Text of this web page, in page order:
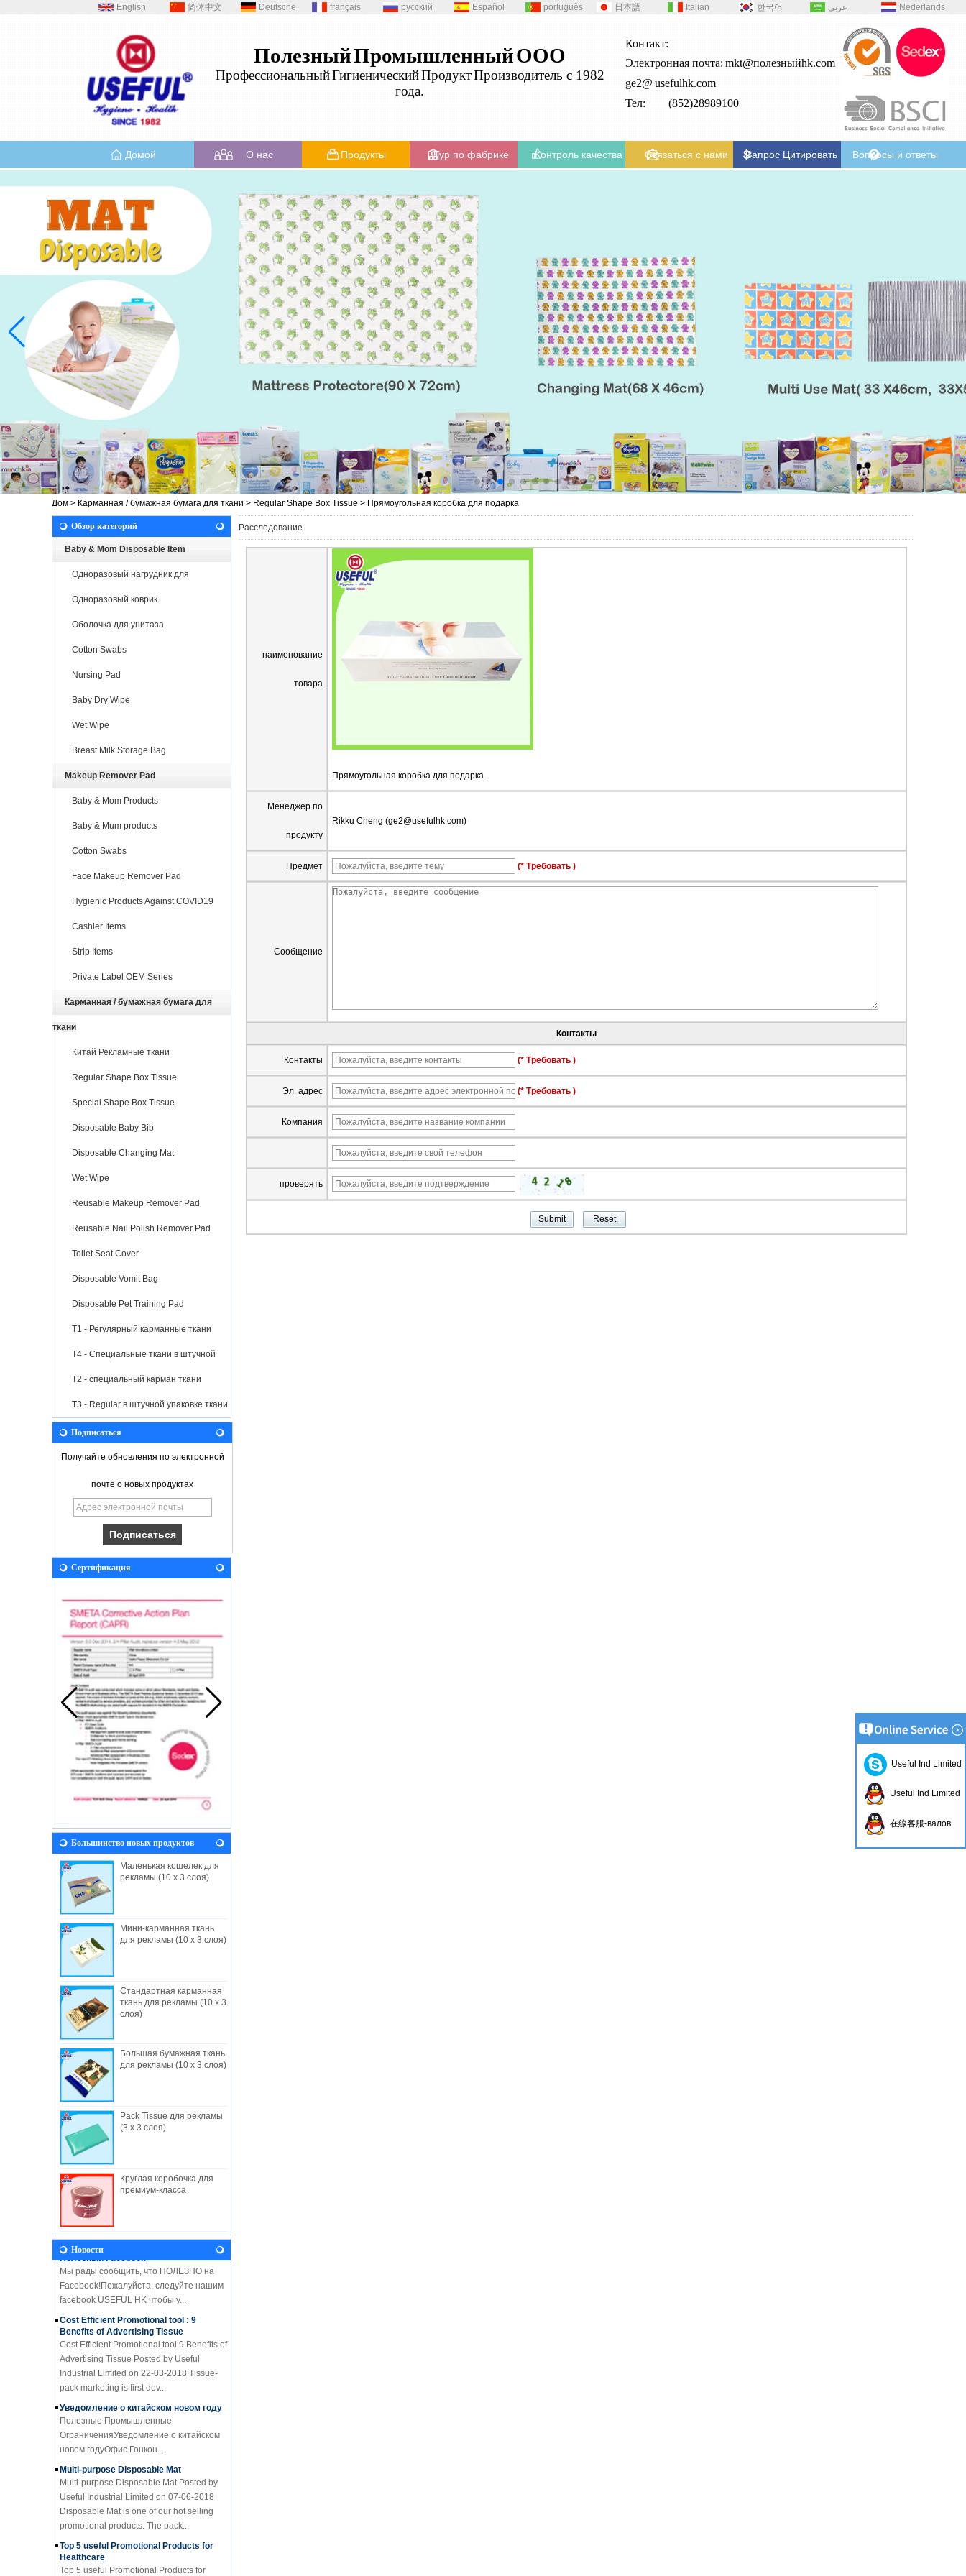
English 简体中文 Deutsche français русский Español português 日本語 Italian 한국어 عربى Nederlands
ПолезныйПромышленныйООО
ПрофессиональныйГигиеническийПродуктПроизводитель с 1982
года.
Контакт:
Электронная почта: mkt@полезныйhk.com
ge2@ usefulhk.com
Тел: (852)28989100
Домой О нас Продукты Тур по фабрике Контроль качества Связаться с нами Запрос Цитировать Вопросы и ответы
Дом > Карманная / бумажная бумага для ткани > Regular Shape Box Tissue > Прямоугольная коробка для подарка
Обзор категорий
Baby & Mom Disposable Item
Одноразовый нагрудник для
новорожденных
Одноразовый коврик
Оболочка для унитаза
Cotton Swabs
Nursing Pad
Baby Dry Wipe
Wet Wipe
Breast Milk Storage Bag
Makeup Remover Pad
Baby & Mom Products
Baby & Mum products
Cotton Swabs
Face Makeup Remover Pad
Hygienic Products Against COVID19
Cashier Items
Strip Items
Private Label OEM Series
Карманная / бумажная бумага для
ткани
Китай Рекламные ткани
Regular Shape Box Tissue
Special Shape Box Tissue
Disposable Baby Bib
Disposable Changing Mat
Wet Wipe
Reusable Makeup Remover Pad
Reusable Nail Polish Remover Pad
Toilet Seat Cover
Disposable Vomit Bag
Disposable Pet Training Pad
T1 - Регулярный карманные ткани
T4 - Специальные ткани в штучной
упаковке
T2 - специальный карман ткани
T3 - Regular в штучной упаковке ткани
Подписаться
Получайте обновления по электронной
почте о новых продуктах
Сертификация
Большинство новых продуктов
Маленькая кошелек для
рекламы (10 x 3 слоя)
Мини-карманная ткань
для рекламы (10 x 3 слоя)
Стандартная карманная
ткань для рекламы (10 x 3
слоя)
Большая бумажная ткань
для рекламы (10 x 3 слоя)
Pack Tissue для рекламы
(3 x 3 слоя)
Круглая коробочка для
премиум-класса
Новости
О нас
Полезные промышленные ограничения,
создан в 1982, — Гонконгский завод-
изготовитель,...
НОВОСТИ
Давайте приедем к нам во время Baby
Fair 2018! Мы будем рады видеть вас
там! Выставка прод...
Видение
В будущем полезно будет продолжать
разработку принципов и ценностей,
вытекающих ...
Полезный Facebook
Мы рады сообщить, что ПОЛЕЗНО на
Facebook!Пожалуйста, следуйте нашим
facebook USEFUL HK чтобы у...
Cost Efficient Promotional tool : 9
Benefits of Advertising Tissue
Cost Efficient Promotional tool 9 Benefits of
Advertising Tissue Posted by Useful
Industrial Limited on 22-03-2018 Tissue-
pack marketing is first dev...
Уведомление о китайском новом году
Полезные Промышленные
ОграниченияУведомление о китайском
новом годуОфис Гонкон...
Multi-purpose Disposable Mat
Multi-purpose Disposable Mat Posted by
Useful Industrial Limited on 07-06-2018
Disposable Mat is one of our hot selling
promotional products. The pack...
Top 5 useful Promotional Products for
Healthcare
Top 5 useful Promotional Products for
Healthcare Posted by Useful Industrial
Расследование
наименование
товара
Прямоугольная коробка для подарка
Менеджер по
продукту
Rikku Cheng (ge2@usefulhk.com)
Предмет (* Требовать )
Сообщение
Контакты
Контакты (* Требовать )
Эл. адрес (* Требовать )
Компания
проверять
Useful Ind Limited
Useful Ind Limited
在線客服-валов